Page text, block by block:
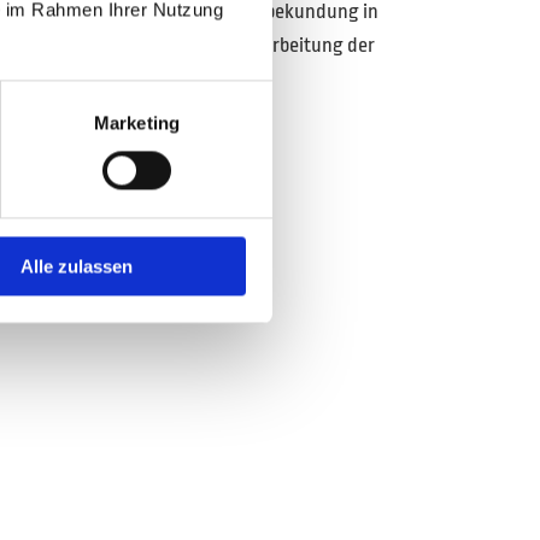
Rahmen Ihrer Nutzung
Marketing
Alle zulassen
abgegebene Willensbekundung in
gibt, dass sie mit der Verarbeitung der